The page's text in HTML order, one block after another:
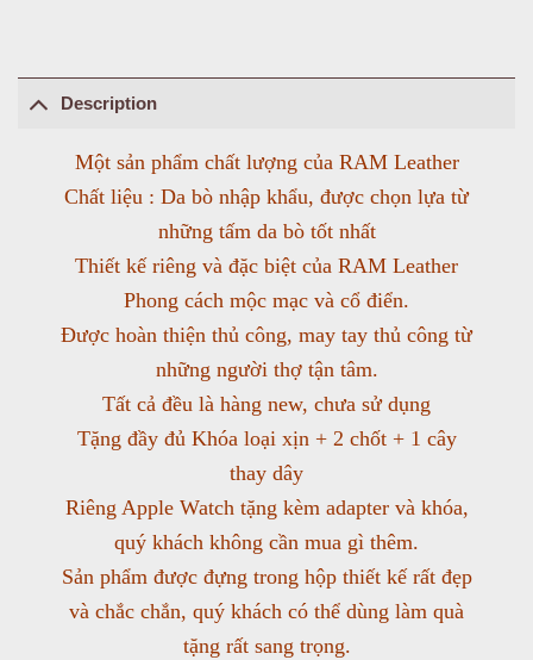
Description
Một sản phẩm chất lượng của RAM Leather
Chất liệu : Da bò nhập khẩu, được chọn lựa từ
những tấm da bò tốt nhất
Thiết kế riêng và đặc biệt của RAM Leather
Phong cách mộc mạc và cổ điển.
Được hoàn thiện thủ công, may tay thủ công từ
những người thợ tận tâm.
Tất cả đều là hàng new, chưa sử dụng
Tặng đầy đủ Khóa loại xịn + 2 chốt + 1 cây
thay dây
Riêng Apple Watch tặng kèm adapter và khóa,
quý khách không cần mua gì thêm.
Sản phẩm được đựng trong hộp thiết kế rất đẹp
và chắc chắn, quý khách có thể dùng làm quà
tặng rất sang trọng.